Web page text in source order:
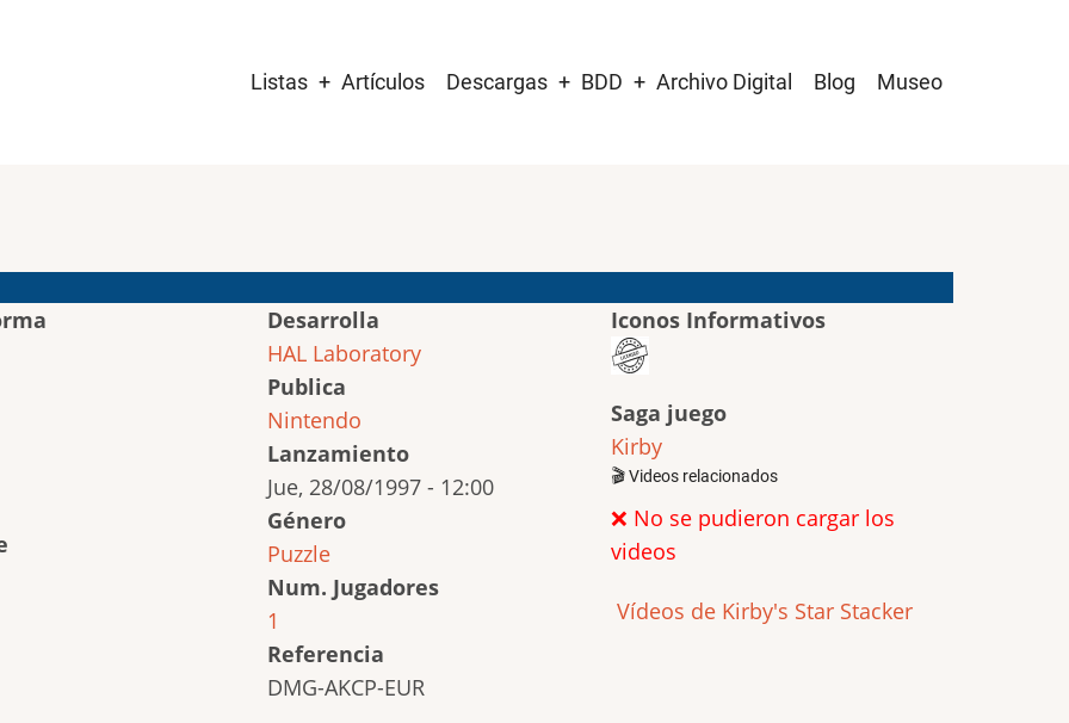
navigation
Listas Artículos Descargas BDD Archivo Digital Blog Museo
Desarrolla
HAL Laboratory
Publica
Nintendo
Lanzamiento
Jue, 28/08/1997 - 12:00
Género
Puzzle
Num. Jugadores
1
Referencia
DMG-AKCP-EUR
Iconos Informativos
Saga juego
Kirby
🎬 Videos relacionados
❌ No se pudieron cargar los
videos
Vídeos de Kirby's Star Stacker